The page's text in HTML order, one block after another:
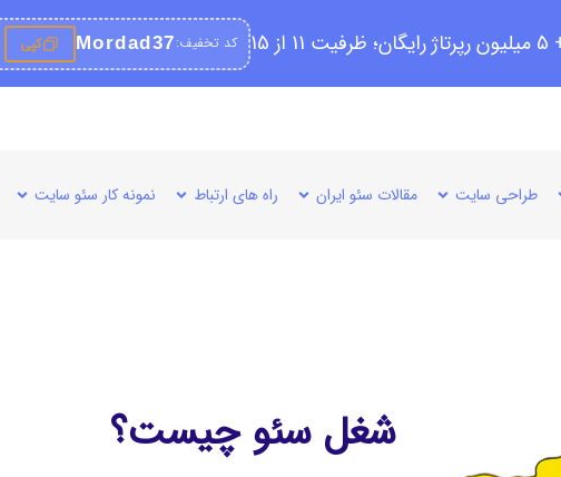
کد تخفیف:Mordad37 کپی
طراحی سایت مقالات سئو ایران راه های ارتباط نمونه کار سئو سایت
شغل سئو چیست؟